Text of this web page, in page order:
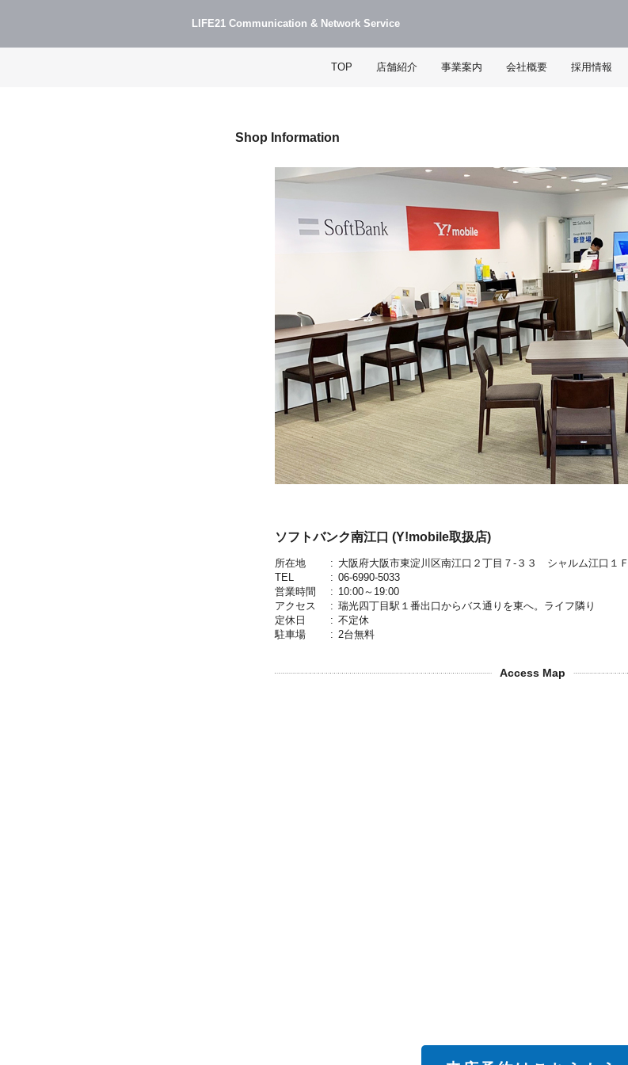
LIFE21 Communication & Network Service
TOP 店舗紹介 事業案内 会社概要 採用情報
Shop Information
ソフトバンク南江口 (Y!mobile取扱店)
所在地 : 大阪府大阪市東淀川区南江口２丁目７‐３３ シャルム江口１Ｆ
TEL
: 06-6990-5033
営業時間
: 10:00～19:00
アクセス
: 瑞光四丁目駅１番出口からバス通りを東へ。ライフ隣り
定休日
: 不定休
駐車場
: 2台無料
Access Map